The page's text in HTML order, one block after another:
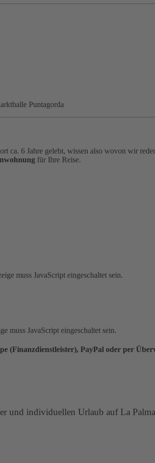
Puntagorda
ca. 6 Jahre gelebt, wissen also wovon wir
für Ihre Reise.
muss JavaScript eingeschaltet sein.
muss JavaScript eingeschaltet sein.
(Finanzdienstleister), PayPal oder per
und individuellen Urlaub auf La